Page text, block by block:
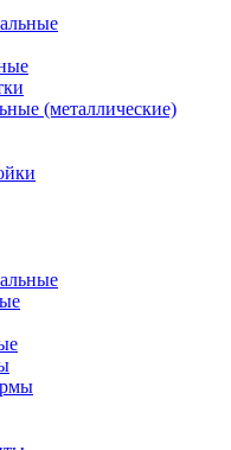
(металлические)